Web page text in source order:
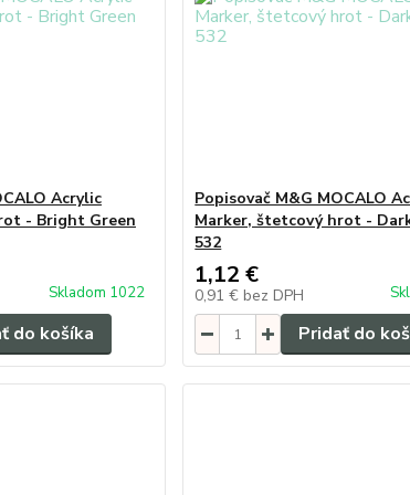
Acrylic
- Bright Green
Skladom 1022
do košíka
Popisovač M&G MOCALO
Marker, štetcový hrot -
532
1,12 €
0,91 € bez DPH
Pridať do